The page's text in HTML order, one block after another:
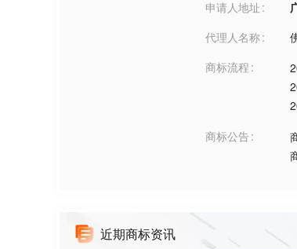
申请人地址
代理人名称
商标流程
商标公告
近期商标资讯